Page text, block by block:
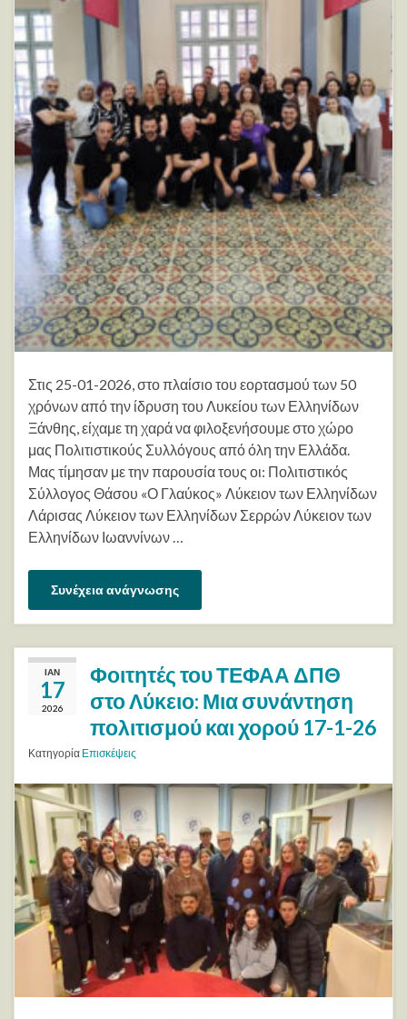
Στις 25-01-2026, στο πλαίσιο του εορτασμού των 50
χρόνων από την ίδρυση του Λυκείου των Ελληνίδων
Ξάνθης, είχαμε τη χαρά να φιλοξενήσουμε στο χώρο
μας Πολιτιστικούς Συλλόγους από όλη την Ελλάδα.
Μας τίμησαν με την παρουσία τους οι: Πολιτιστικός
Σύλλογος Θάσου «Ο Γλαύκος» Λύκειον των Ελληνίδων
Λάρισας Λύκειον των Ελληνίδων Σερρών Λύκειον των
Ελληνίδων Ιωαννίνων …
Συνέχεια ανάγνωσης
ΙΑΝ
17
2026
Φοιτητές του ΤΕΦΑΑ ΔΠΘ
στο Λύκειο: Μια συνάντηση
πολιτισμού και χορού 17-1-26
Κατηγορία Επισκέψεις